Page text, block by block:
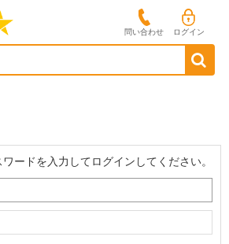
問い合わせ ログイン
ードを入力してログインしてください。